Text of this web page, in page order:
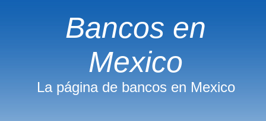
Bancos en
Mexico
La página de bancos en Mexico